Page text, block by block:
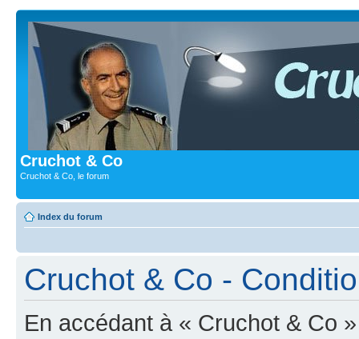
Cruchot & Co
Cruchot & Co, le forum
Index du forum
Cruchot & Co -
En accédant à « Cruchot & Co